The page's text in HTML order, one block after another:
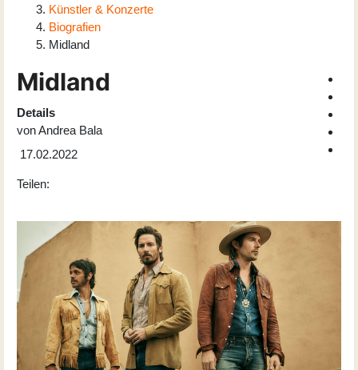
Künstler & Konzerte
Biografien
Midland
Midland
Details
vonAndrea Bala
17.02.2022
Teilen: